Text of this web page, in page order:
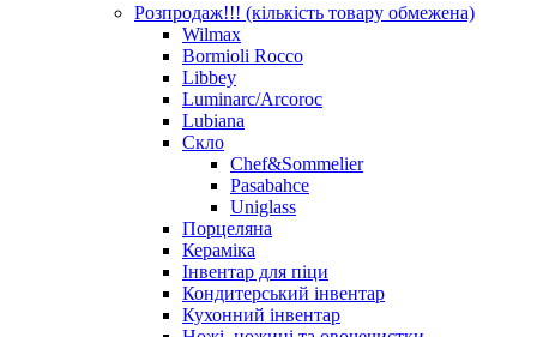
Розпродаж!!! (кількість товару обмежена)
Wilmax
Bormioli Rocco
Libbey
Luminarc/Arcoroc
Lubiana
Скло
Chef&Sommelier
Pasabahce
Uniglass
Порцеляна
Кераміка
Інвентар для піци
Кондитерський інвентар
Кухонний інвентар